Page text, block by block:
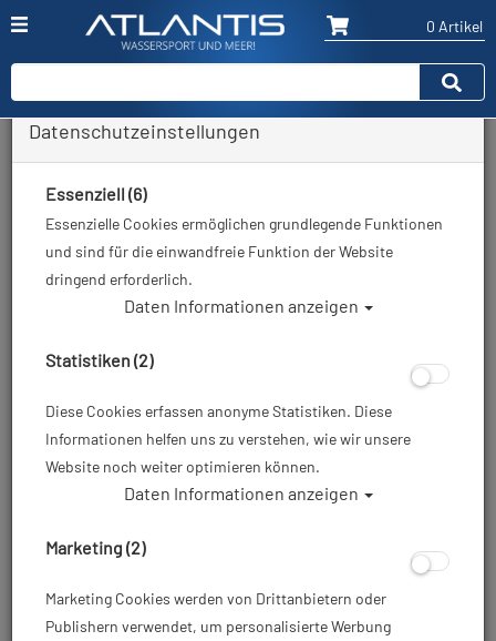
0 Artikel
Zurück
Datenschutzeinstellungen
Essenziell (6)
Essenzielle Cookies ermöglichen grundlegende Funktionen
und sind für die einwandfreie Funktion der Website
dringend erforderlich.
Daten Informationen anzeigen
Statistiken (2)
Diese Cookies erfassen anonyme Statistiken. Diese
Informationen helfen uns zu verstehen, wie wir unsere
Website noch weiter optimieren können.
Daten Informationen anzeigen
Marketing (2)
Marketing Cookies werden von Drittanbietern oder
Publishern verwendet, um personalisierte Werbung